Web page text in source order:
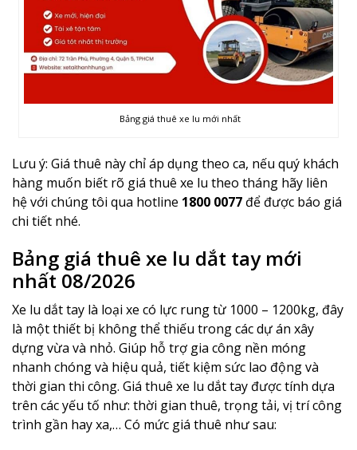
Bảng giá thuê xe lu mới nhất
Lưu ý: Giá thuê này chỉ áp dụng theo ca, nếu quý khách
hàng muốn biết rõ giá thuê xe lu theo tháng hãy liên
hệ với chúng tôi qua hotline 1800 0077 để được báo giá
chi tiết nhé.
Bảng giá thuê xe lu dắt tay mới
nhất 08/2026
Xe lu dắt tay là loại xe có lực rung từ 1000 – 1200kg, đây
là một thiết bị không thể thiếu trong các dự án xây
dựng vừa và nhỏ. Giúp hỗ trợ gia công nền móng
nhanh chóng và hiệu quả, tiết kiệm sức lao động và
thời gian thi công. Giá thuê xe lu dắt tay được tính dựa
trên các yếu tố như: thời gian thuê, trọng tải, vị trí công
trình gần hay xa,… Có mức giá thuê như sau: